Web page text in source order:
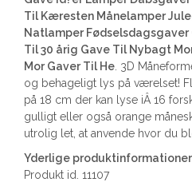
Til Kæresten Månelamper
Natlamper Fødselsdagsgaver
Til 30 årig Gave Til Nybagt
Mor Gaver Til He . 3D
og behageligt lys på værelset!
på 18 cm der kan lyse iÂ 16
gulligt eller også orange
utrolig let, at anvende hvor du
Yderlige
Produkt id. 11107